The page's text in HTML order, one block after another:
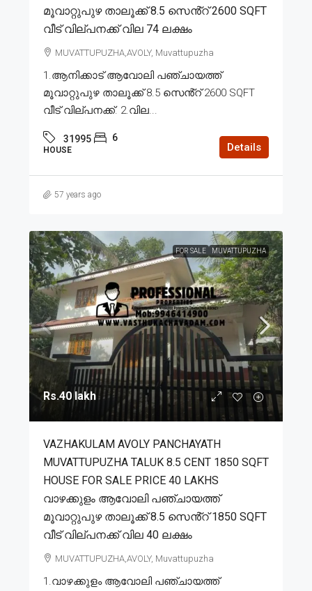
മൂവാറ്റുപുഴ താലൂക്ക് 8.5 സെൻ്റ് 2600 SQFT
വീട് വില്പനക്ക് വില 74 ലക്ഷം
MUVATTUPUZHA,AVOLY, Muvattupuzha
1.ആനിക്കാട് ആവോലി പഞ്ചായത്ത്
മൂവാറ്റുപുഴ താലൂക്ക് 8.5 സെൻ്റ് 2600 SQFT
വീട് വില്പനക്ക്. 2.വില...
31995 6
HOUSE Details
57 years ago
FOR SALE MUVATTUPUZHA
Rs.40 lakh
VAZHAKULAM AVOLY PANCHAYATH
MUVATTUPUZHA TALUK 8.5 CENT 1850 SQFT
HOUSE FOR SALE PRICE 40 LAKHS
വാഴക്കുളം ആവോലി പഞ്ചായത്ത്
മൂവാറ്റുപുഴ താലൂക്ക് 8.5 സെൻ്റ് 1850 SQFT
വീട് വില്പനക്ക് വില 40 ലക്ഷം
MUVATTUPUZHA,AVOLY, Muvattupuzha
1.വാഴക്കുളം ആവോലി പഞ്ചായത്ത്